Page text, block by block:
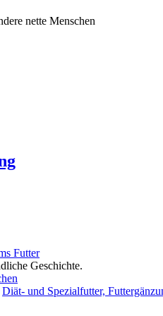
nette Menschen
Futter
Geschichte.
Diät- und Spezialfutter,